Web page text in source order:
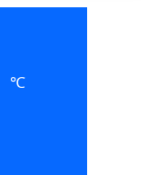
℃